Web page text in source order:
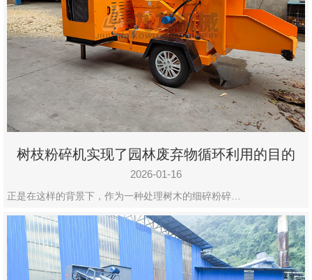
树枝粉碎机实现了园林废弃物循环利用的目的
2026-01-16
正是在这样的背景下，作为一种处理树木的细碎粉碎…